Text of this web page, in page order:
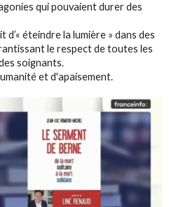
qui pouvaient durer des
éteindre la lumière » dans des
le respect de toutes les
soignants.
et d'apaisement.